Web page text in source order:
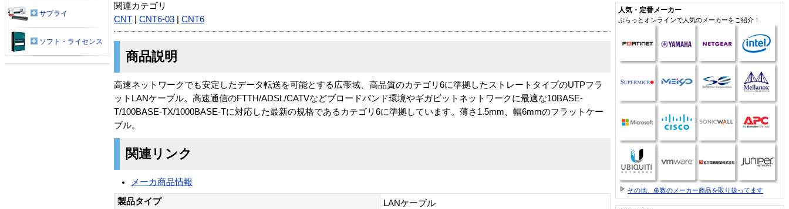
関連カテゴリ
CNT
CNT6-03 CNT6
商品説明
高速ネットワークでも安定したデータ転送を可能とする広帯域、高品質のカテゴリ6に準拠したストレートタイプのUTPフラ
ットLANケーブル。高速通信のFTTH/ADSL/CATVなどブロードバンド環境やギガビットネットワークに最適な10BASE-
T/100BASE-TX/1000BASE-Tに対応した最新の規格であるカテゴリ6に準拠しています。薄さ1.5mm、幅6mmのフラットケー
ブル。
関連リンク
メーカ商品情報
製品タイプ
LANケーブル
サプライ
ソフト・ライセンス
人気・定番メーカー
ぷらっとオンラインで人気のメーカーをご紹介！
その他、多数のメーカー商品を取り扱ってます